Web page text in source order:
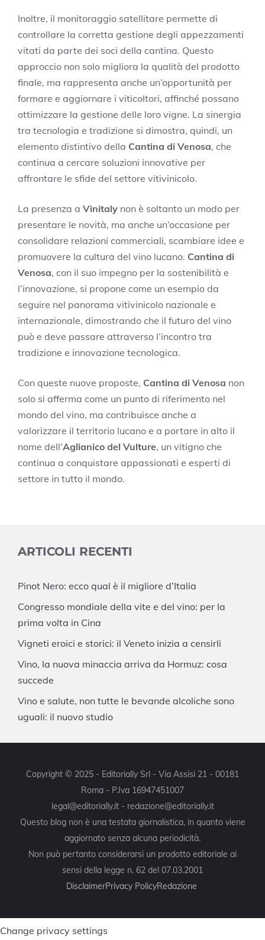
Inoltre, il monitoraggio satellitare permette di
controllare la corretta gestione degli appezzamenti
vitati da parte dei soci della cantina. Questo
approccio non solo migliora la qualità del prodotto
finale, ma rappresenta anche un’opportunità per
formare e aggiornare i viticoltori, affinché possano
ottimizzare la gestione delle loro vigne. La sinergia
tra tecnologia e tradizione si dimostra, quindi, un
elemento distintivo della Cantina di Venosa, che
continua a cercare soluzioni innovative per
affrontare le sfide del settore vitivinicolo.
La presenza a Vinitaly non è soltanto un modo per
presentare le novità, ma anche un’occasione per
consolidare relazioni commerciali, scambiare idee e
promuovere la cultura del vino lucano. Cantina di
Venosa, con il suo impegno per la sostenibilità e
l’innovazione, si propone come un esempio da
seguire nel panorama vitivinicolo nazionale e
internazionale, dimostrando che il futuro del vino
può e deve passare attraverso l’incontro tra
tradizione e innovazione tecnologica.
Con queste nuove proposte, Cantina di Venosa non
solo si afferma come un punto di riferimento nel
mondo del vino, ma contribuisce anche a
valorizzare il territorio lucano e a portare in alto il
nome dell’Aglianico del Vulture, un vitigno che
continua a conquistare appassionati e esperti di
settore in tutto il mondo.
ARTICOLI RECENTI
Pinot Nero: ecco qual è il migliore d’Italia
Congresso mondiale della vite e del vino: per la
prima volta in Cina
Vigneti eroici e storici: il Veneto inizia a censirli
Vino, la nuova minaccia arriva da Hormuz: cosa
succede
Vino e salute, non tutte le bevande alcoliche sono
uguali: il nuovo studio
Copyright © 2025 - Editorially Srl - Via Assisi 21 - 00181
Roma - P.Iva 16947451007
legal@editorially.it - redazione@editorially.it
Questo blog non è una testata giornalistica, in quanto viene
aggiornato senza alcuna periodicità.
Non può pertanto considerarsi un prodotto editoriale ai
sensi della legge n. 62 del 07.03.2001
DisclaimerPrivacy PolicyRedazione
Change privacy settings